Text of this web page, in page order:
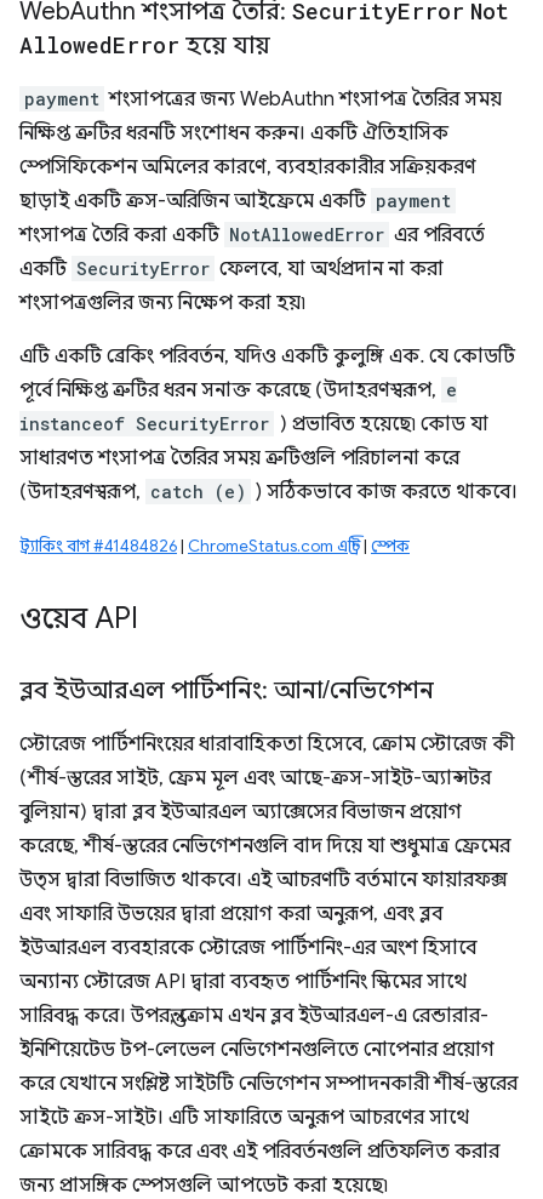
WebAuthn শংসাপত্র তৈরি: SecurityError Not
AllowedError হয়ে যায়
payment শংসাপত্রের জন্য WebAuthn শংসাপত্র তৈরির সময়
নিক্ষিপ্ত ত্রুটির ধরনটি সংশোধন করুন। একটি ঐতিহাসিক
স্পেসিফিকেশন অমিলের কারণে, ব্যবহারকারীর সক্রিয়করণ
ছাড়াই একটি ক্রস-অরিজিন আইফ্রেমে একটি payment
শংসাপত্র তৈরি করা একটি NotAllowedError এর পরিবর্তে
একটি SecurityError ফেলবে, যা অর্থপ্রদান না করা
শংসাপত্রগুলির জন্য নিক্ষেপ করা হয়৷
এটি একটি ব্রেকিং পরিবর্তন, যদিও একটি কুলুঙ্গি এক. যে কোডটি
পূর্বে নিক্ষিপ্ত ত্রুটির ধরন সনাক্ত করেছে (উদাহরণস্বরূপ, e
instanceof SecurityError ) প্রভাবিত হয়েছে৷ কোড যা
সাধারণত শংসাপত্র তৈরির সময় ত্রুটিগুলি পরিচালনা করে
(উদাহরণস্বরূপ, catch (e) ) সঠিকভাবে কাজ করতে থাকবে।
ট্র্যাকিং বাগ #41484826| ChromeStatus.com এন্ট্রি| স্পেক
ওয়েব API
ব্লব ইউআরএল পার্টিশনিং: আনা/নেভিগেশন
স্টোরেজ পার্টিশনিংয়ের ধারাবাহিকতা হিসেবে, ক্রোম স্টোরেজ কী
(শীর্ষ-স্তরের সাইট, ফ্রেম মূল এবং আছে-ক্রস-সাইট-অ্যান্সটর
বুলিয়ান) দ্বারা ব্লব ইউআরএল অ্যাক্সেসের বিভাজন প্রয়োগ
করেছে, শীর্ষ-স্তরের নেভিগেশনগুলি বাদ দিয়ে যা শুধুমাত্র ফ্রেমের
উত্স দ্বারা বিভাজিত থাকবে। এই আচরণটি বর্তমানে ফায়ারফক্স
এবং সাফারি উভয়ের দ্বারা প্রয়োগ করা অনুরূপ, এবং ব্লব
ইউআরএল ব্যবহারকে স্টোরেজ পার্টিশনিং-এর অংশ হিসাবে
অন্যান্য স্টোরেজ API দ্বারা ব্যবহৃত পার্টিশনিং স্কিমের সাথে
সারিবদ্ধ করে। উপরন্তু, ক্রোম এখন ব্লব ইউআরএল-এ রেন্ডারার-
ইনিশিয়েটেড টপ-লেভেল নেভিগেশনগুলিতে নোপেনার প্রয়োগ
করে যেখানে সংশ্লিষ্ট সাইটটি নেভিগেশন সম্পাদনকারী শীর্ষ-স্তরের
সাইটে ক্রস-সাইট। এটি সাফারিতে অনুরূপ আচরণের সাথে
ক্রোমকে সারিবদ্ধ করে এবং এই পরিবর্তনগুলি প্রতিফলিত করার
জন্য প্রাসঙ্গিক স্পেসগুলি আপডেট করা হয়েছে৷